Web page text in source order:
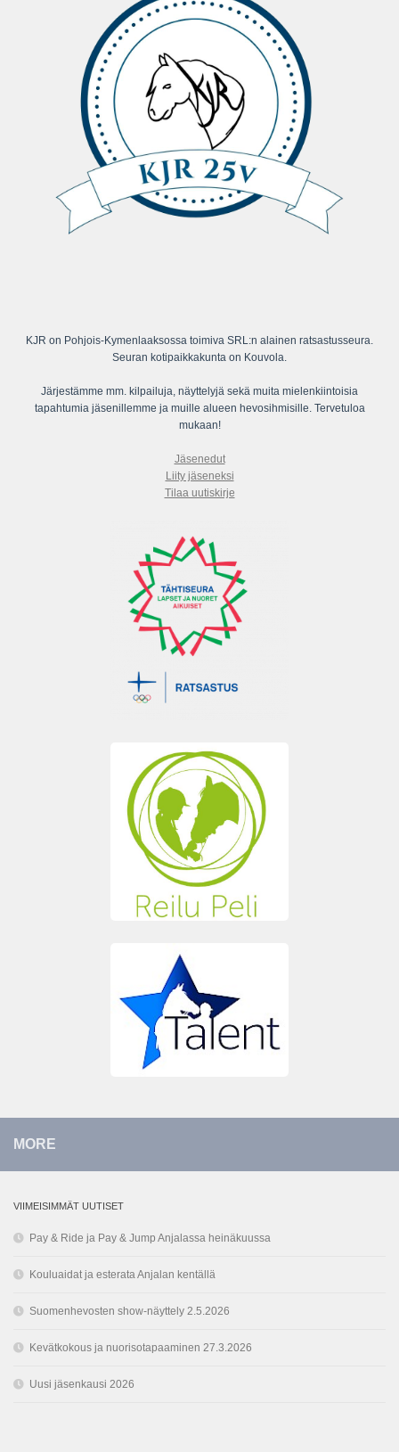
KJR on Pohjois-Kymenlaaksossa toimiva SRL:n alainen ratsastusseura.
Seuran kotipaikkakunta on Kouvola.
Järjestämme mm. kilpailuja, näyttelyjä sekä muita mielenkiintoisia
tapahtumia jäsenillemme ja muille alueen hevosihmisille. Tervetuloa
mukaan!
Jäsenedut
Liity jäseneksi
Tilaa uutiskirje
MORE
VIIMEISIMMÄT UUTISET
Pay & Ride ja Pay & Jump Anjalassa heinäkuussa
Kouluaidat ja esterata Anjalan kentällä
Suomenhevosten show-näyttely 2.5.2026
Kevätkokous ja nuorisotapaaminen 27.3.2026
Uusi jäsenkausi 2026